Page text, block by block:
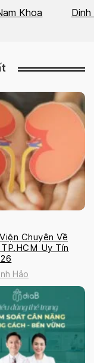
Khoa
Chuyên Về
Uy Tín
Hảo